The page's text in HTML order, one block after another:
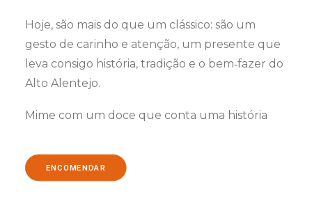
Hoje, são mais do que um clássico: são um
gesto de carinho e atenção, um presente que
leva consigo história, tradição e o bem‑fazer do
Alto Alentejo.
Mime com um doce que conta uma história
ENCOMENDAR